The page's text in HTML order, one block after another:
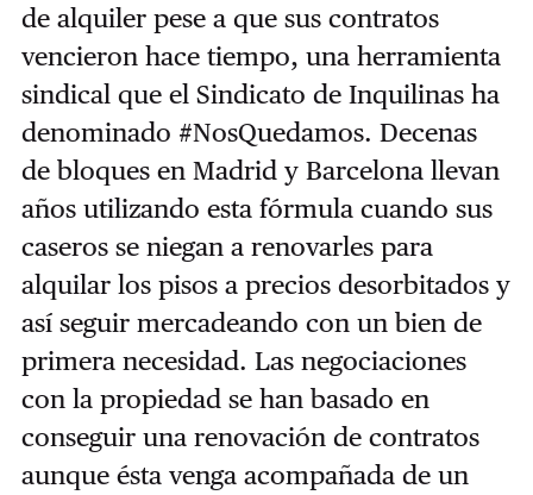
de alquiler pese a que sus contratos
vencieron hace tiempo, una herramienta
sindical que el Sindicato de Inquilinas ha
denominado #NosQuedamos. Decenas
de bloques en Madrid y Barcelona llevan
años utilizando esta fórmula cuando sus
caseros se niegan a renovarles para
alquilar los pisos a precios desorbitados y
así seguir mercadeando con un bien de
primera necesidad. Las negociaciones
con la propiedad se han basado en
conseguir una renovación de contratos
aunque ésta venga acompañada de un